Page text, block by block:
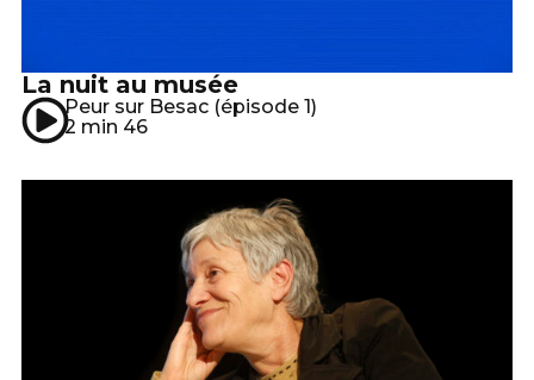
La nuit au musée
Peur sur Besac (épisode 1)
2 min 46